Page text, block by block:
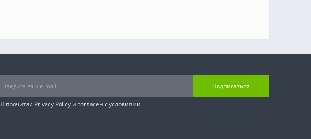
Подписаться
Я прочитал Privacy Policy и согласен с условиями